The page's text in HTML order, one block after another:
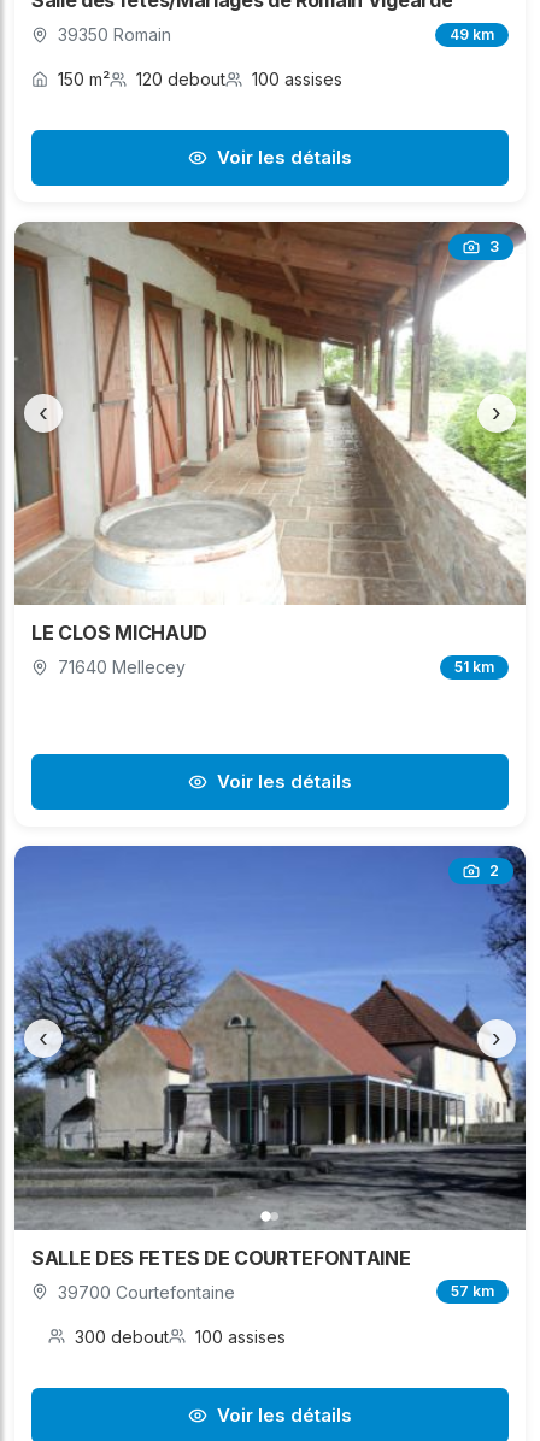
39350 Romain 49 km
150 m² 120 debout 100 assises
Voir les détails
3
‹ ›
LE CLOS MICHAUD
71640 Mellecey 51 km
Voir les détails
2
‹ ›
SALLE DES FETES DE COURTEFONTAINE
39700 Courtefontaine 57 km
300 debout 100 assises
Voir les détails